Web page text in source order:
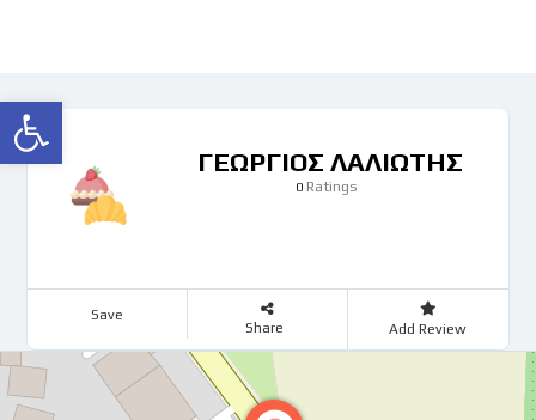
Ανοίξτε τη γραμμή εργαλείων
ΓΕΩΡΓΙΟΣ ΛΑΛΙΩΤΗΣ
0Ratings
Save
Share Add Review